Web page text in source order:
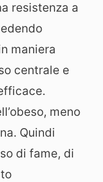
resistenza a
maniera
centrale e
meno
Quindi
di fame, di